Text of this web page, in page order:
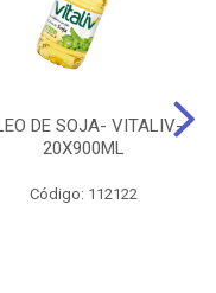
DE SOJA- VITALIV-
20X900ML
Código: 112122